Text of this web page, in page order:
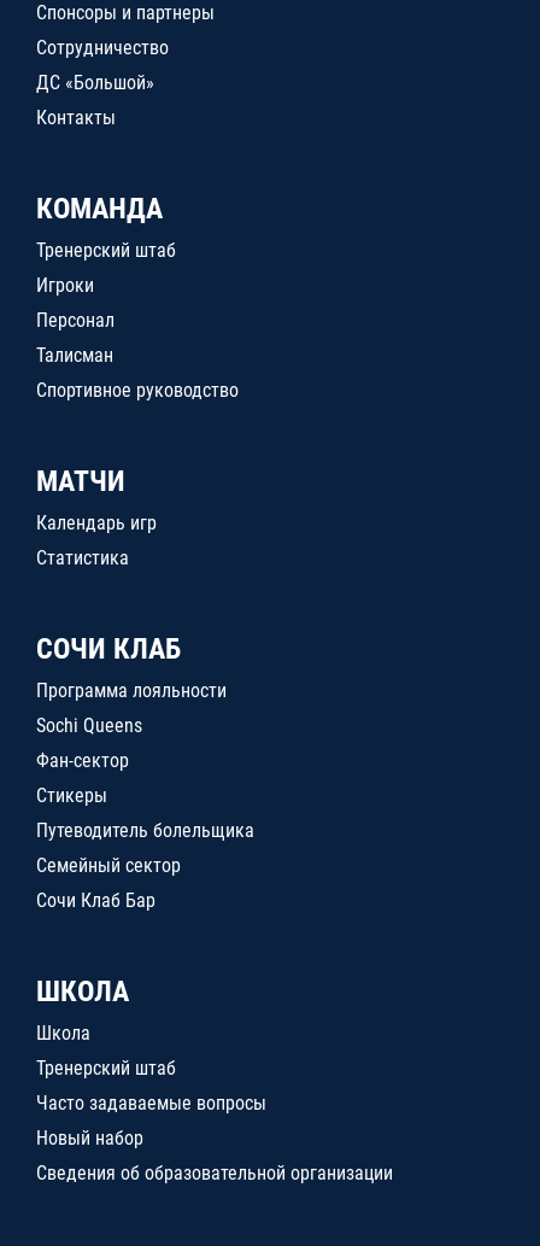
Спонсоры и партнеры
Сотрудничество
ДС «Большой»
Контакты
КОМАНДА
Тренерский штаб
Игроки
Персонал
Талисман
Спортивное руководство
МАТЧИ
Календарь игр
Статистика
СОЧИ КЛАБ
Программа лояльности
Sochi Queens
Фан-сектор
Стикеры
Путеводитель болельщика
Семейный сектор
Сочи Клаб Бар
ШКОЛА
Школа
Тренерский штаб
Часто задаваемые вопросы
Новый набор
Сведения об образовательной организации